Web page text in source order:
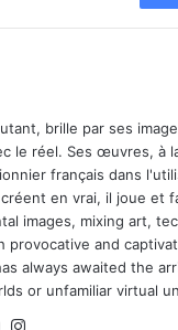
brille par ses
le réel. Ses œuvres, à
français dans
en vrai, il joue et
images, mixing art,
provocative and
always awaited the
or unfamiliar virtual
YouTube